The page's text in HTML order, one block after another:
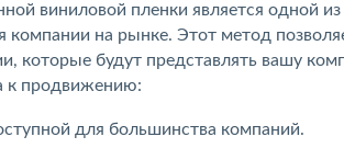
виниловой пленки является одной
на рынке. Этот метод
будут представлять вашу
к продвижению:
для большинства компаний.